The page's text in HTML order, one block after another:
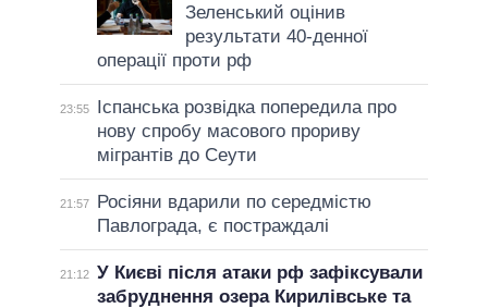
Зеленський оцінив
результати 40-денної
операції проти рф
23:55
Іспанська розвідка попередила про
нову спробу масового прориву
мігрантів до Сеути
21:57
Росіяни вдарили по середмістю
Павлограда, є постраждалі
21:12 У Києві після атаки рф зафіксували
забруднення озера Кирилівське та